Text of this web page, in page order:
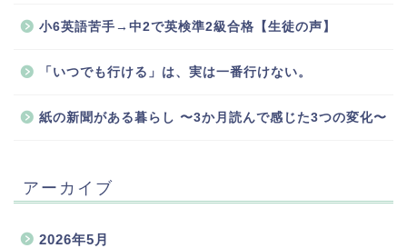
小6英語苦手→中2で英検準2級合格【生徒の声】
「いつでも行ける」は、実は一番行けない。
紙の新聞がある暮らし 〜3か月読んで感じた3つの変化〜
アーカイブ
2026年5月